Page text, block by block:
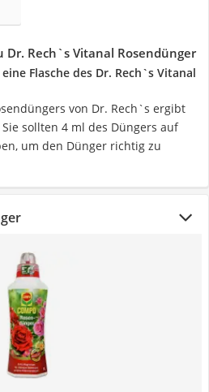
Rech`s Vitanal Rosendünger
Flasche des Dr. Rech`s Vitanal
von Dr. Rech`s ergibt
sollten 4 ml des Düngers auf
um den Dünger richtig zu